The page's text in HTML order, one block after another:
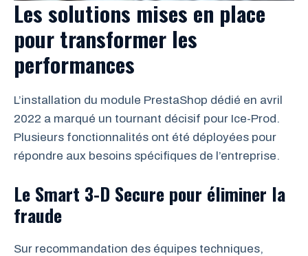
Les solutions mises en place
pour transformer les
performances
L’installation du module PrestaShop dédié en avril
2022 a marqué un tournant décisif pour Ice-Prod.
Plusieurs fonctionnalités ont été déployées pour
répondre aux besoins spécifiques de l’entreprise.
Le Smart 3-D Secure pour éliminer la
fraude
Sur recommandation des équipes techniques,